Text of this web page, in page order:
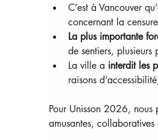
C’est à Vancouver
concernant la
La plus importante
de sentiers, plusieurs
La ville a interdit les
raisons
Pour Unisson 2026, nous
amusantes, collaboratives